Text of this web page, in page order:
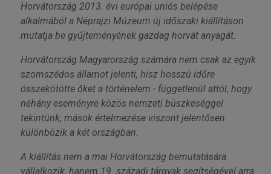
Horvátország 2013. évi európai uniós belépése
alkalmából a Néprajzi Múzeum új időszaki kiállításon
mutatja be gyűjteményének gazdag horvát anyagát.
Horvátország Magyarország számára nem csak az egyik
szomszédos államot jelenti, hisz hosszú időre
összekötötte őket a történelem - függetlenül attól, hogy
néhány eseményre közös nemzeti büszkeséggel
tekintünk, mások értelmezése viszont jelentősen
különbözik a két országban.
A kiállítás nem a mai Horvátország bemutatására
vállalkozik, hanem 19. századi tárgyak segítségével arra